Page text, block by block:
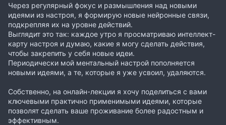
Через регулярный фокус и размышления над новыми
идеями из настроя, я формирую новые нейронные связи,
подкрепляя их на уровне действий.
Выглядит это так: каждое утро я просматриваю интеллект-
карту настроя и думаю, какие я могу сделать действия,
чтобы закрепить у себя новые идеи.
Периодически мой ментальный настрой пополняется
новыми идеями, а те, которые я уже усвоил, удаляются.
Собственно, на онлайн-лекции я хочу поделиться с вами
ключевыми практично применимыми идеями, которые
позволят сделать ваше проживание более радостным и
эффективным.